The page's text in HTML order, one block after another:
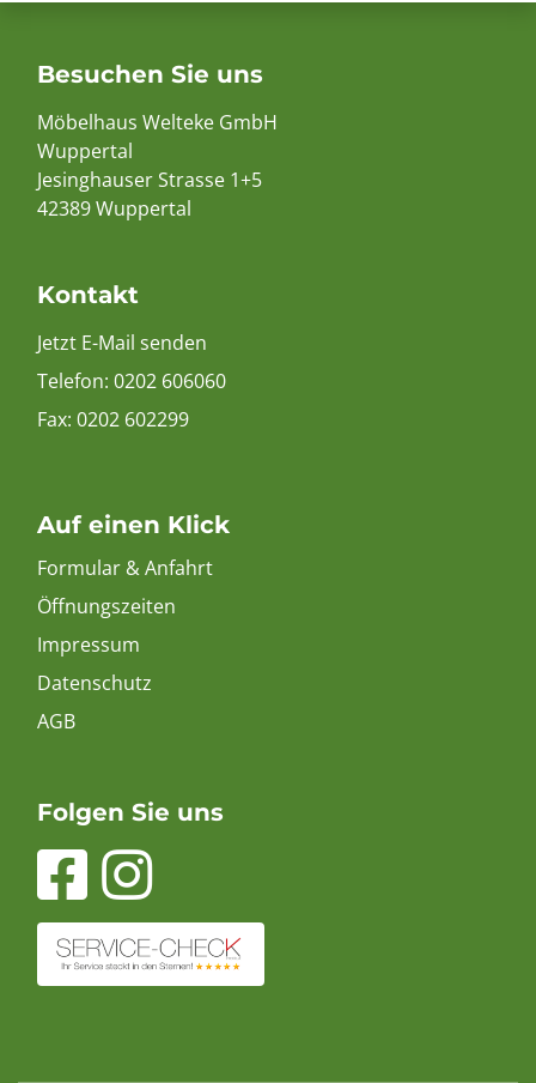
Besuchen Sie uns
Möbelhaus Welteke GmbH
Wuppertal
Jesinghauser Strasse 1+5
42389 Wuppertal
Kontakt
Jetzt E-Mail senden
Telefon: 0202 606060
Fax: 0202 602299
Auf einen Klick
Formular & Anfahrt
Öffnungszeiten
Impressum
Datenschutz
AGB
Folgen Sie uns